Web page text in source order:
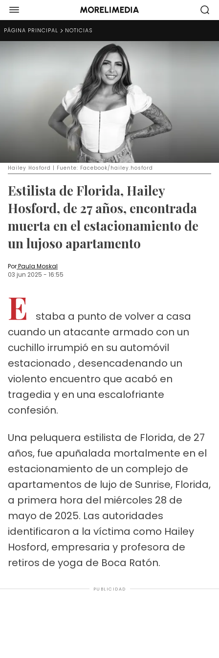
PÁGINA PRINCIPAL NOTICIAS
Hailey Hosford | Fuente: Facebook/hailey.hosford
Estilista de Florida, Hailey
Hosford, de 27 años, encontrada
muerta en el estacionamiento de
un lujoso apartamento
PorPaula Moskal
03 jun 2025 - 16:55
E
staba a punto de volver a casa
cuando un atacante armado con un
cuchillo irrumpió en su automóvil
estacionado , desencadenando un
violento encuentro que acabó en
tragedia y en una escalofriante
confesión.
Una peluquera estilista de Florida, de 27
años, fue apuñalada mortalmente en el
estacionamiento de un complejo de
apartamentos de lujo de Sunrise, Florida,
a primera hora del miércoles 28 de
mayo de 2025. Las autoridades
identificaron a la víctima como Hailey
Hosford, empresaria y profesora de
retiros de yoga de Boca Ratón.
PUBLICIDAD